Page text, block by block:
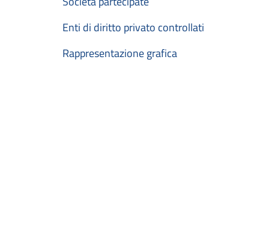
Enti di diritto privato controllati
Rappresentazione grafica